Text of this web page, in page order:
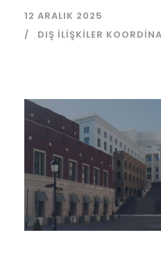
12 ARALIK 2025
DIŞ İLIŞKILER